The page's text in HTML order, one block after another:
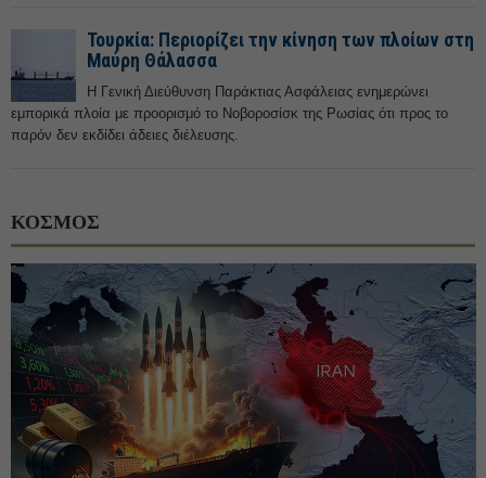
Τουρκία: Περιορίζει την κίνηση των πλοίων στη
Μαύρη Θάλασσα
Η Γενική Διεύθυνση Παράκτιας Ασφάλειας ενημερώνει
εμπορικά πλοία με προορισμό το Νοβοροσίσκ της Ρωσίας ότι προς το
παρόν δεν εκδίδει άδειες διέλευσης.
ΚΟΣΜΟΣ